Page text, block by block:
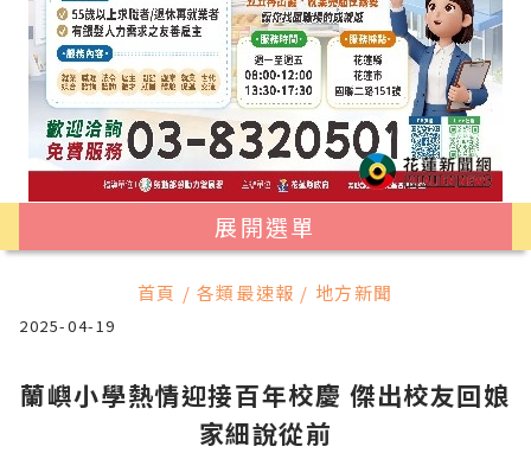
展開選單
首頁 / 各類最速報 / 地方新聞
2025-04-19
蘭嶼小學熱情迎接百年校慶 傑出校友回娘
家細說從前